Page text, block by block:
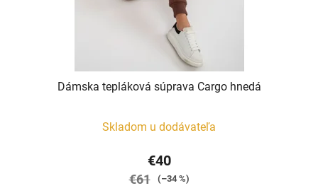
Dámska tepláková súprava Cargo hnedá
Skladom u dodávateľa
€40
€61 (–34 %)